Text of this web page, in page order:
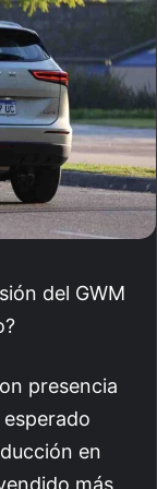
del GWM
presencia
en
más